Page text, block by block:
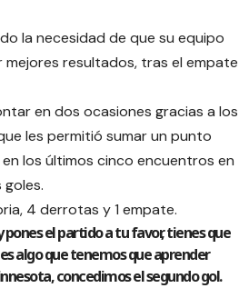
la necesidad de que su equipo
resultados, tras el empate
en dos ocasiones gracias a los
les permitió sumar un punto
los últimos cinco encuentros en
4 derrotas y 1 empate.
el partido a tu favor, tienes que
algo que tenemos que aprender
concedimos el segundo gol.